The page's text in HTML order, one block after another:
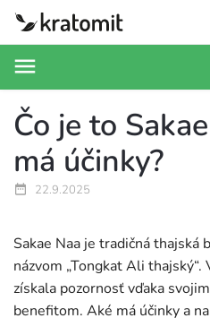
Čo je to
má účinky?
22.9.2025
Sakae Naa je tradičná thajská
názvom „Tongkat Ali
získala pozornosť vďaka
benefitom. Aké má účinky a